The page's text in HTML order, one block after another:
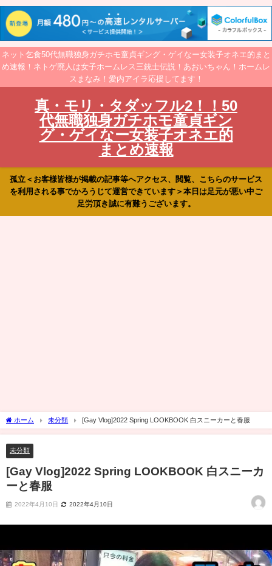
ネット乞食50代無職独身ガチホモ童貞ギング・ゲイなー女装子オネエ的まと
め速報！ネトゲ廃人は女子ホームレス三銃士伝説！あおいちゃん！ホームレ
スまなみ！愛内アイラ応援してます！
真・モリ・タダッフル2！！50
代無職独身ガチホモ童貞ギン
グ・ゲイなー女装子オネエ的
まとめ速報
孤立＜お客様皆様が掲載の記事等へアクセス、閲覧、こちらのサービス
を利用される事でかろうじて運営できています＞本日は足元が悪い中ご
足労頂き誠に有難うございます。
ホーム 未分類 [Gay Vlog]2022 Spring LOOKBOOK 白スニーカーと春服
未分類
[Gay Vlog]2022 Spring LOOKBOOK 白スニーカ
ーと春服
2022年4月10日 2022年4月10日